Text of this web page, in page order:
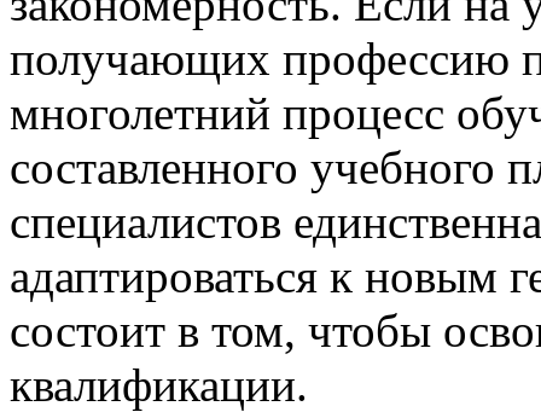
получающих профессию
многолетний процесс
составленного учебного
специалистов
адаптироваться к новым
состоит в том, чтобы
квалификации.